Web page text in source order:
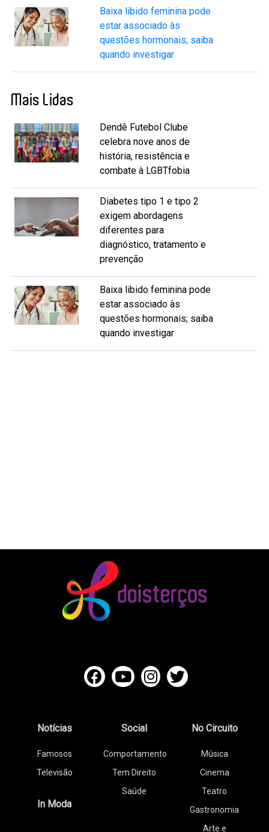
Baixa libido feminina pode
estar associado às
questões hormonais; saiba
quando investigar
Mais Lidas
Dendê Futebol Clube
celebra nove anos de
história, resistência e
combate à LGBTfobia
Diabetes tipo 1 e tipo 2
exigem abordagens
diferentes para
diagnóstico, tratamento e
prevenção
Baixa libido feminina pode
estar associado às
questões hormonais; saiba
quando investigar
Notícias
Famosos
Televisão
In Moda
Social
Comportamento
Tem Direito
Saúde
No Circuito
Música
Cinema
Teatro
Gastronomia
Arte e